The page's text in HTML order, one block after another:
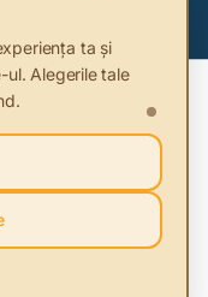
și companiile să-și
ta și
ul. Alegerile tale